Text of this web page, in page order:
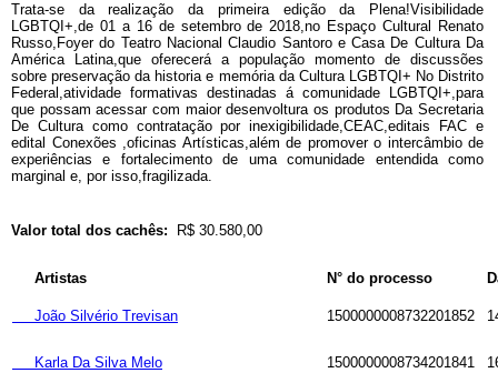
Trata-se da realização da primeira edição da Plena!Visibilidade
LGBTQI+,de 01 a 16 de setembro de 2018,no Espaço Cultural Renato
Russo,Foyer do Teatro Nacional Claudio Santoro e Casa De Cultura Da
América Latina,que oferecerá a população momento de discussões
sobre preservação da historia e memória da Cultura LGBTQI+ No Distrito
Federal,atividade formativas destinadas á comunidade LGBTQI+,para
que possam acessar com maior desenvoltura os produtos Da Secretaria
De Cultura como contratação por inexigibilidade,CEAC,editais FAC e
edital Conexões ,oficinas Artísticas,além de promover o intercâmbio de
experiências e fortalecimento de uma comunidade entendida como
marginal e, por isso,fragilizada.
Valor total dos cachês: R$ 30.580,00
Artistas N° do processo
João Silvério Trevisan 1500000008732201852
Karla Da Silva Melo 1500000008734201841